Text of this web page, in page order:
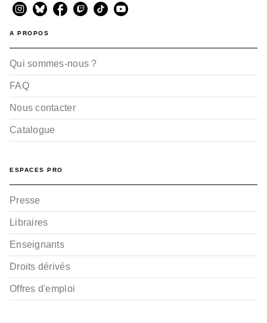
A PROPOS
Qui sommes-nous ?
FAQ
Nous contacter
Catalogue
ESPACES PRO
Presse
Libraires
Enseignants
Droits dérivés
Offres d'emploi